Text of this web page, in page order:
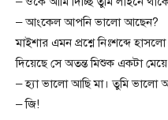
– আংকেল আপনি ভালো আছেন?
মাইশার এমন প্রশ্নে নিঃশব্দে
দিয়েছে সে অতন্ত মিশুক একটা
– হ্যা ভালো আছি মা। তুমি ভালো
– জি!